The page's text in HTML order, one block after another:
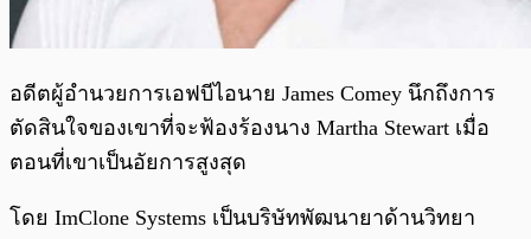
อดีตผู้อำนวยการเอฟบีไอนาย James Comey นึกถึงการ
ตัดสินใจของเขาที่จะฟ้องร้องนาง Martha Stewart เมื่อ
ตอนที่เขาเป็นอัยการสูงสุด
โดย ImClone Systems เป็นบริษัทพัฒนายาด้านวิทยา